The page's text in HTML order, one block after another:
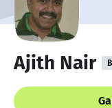
Ajith Nair